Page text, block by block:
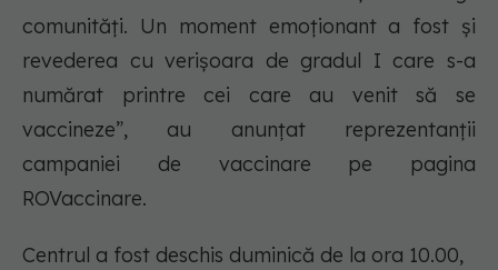
comunități. Un moment emoționant a fost și
revederea cu verișoara de gradul I care s-a
numărat printre cei care au venit să se
vaccineze”, au anunțat reprezentanții
campaniei de vaccinare pe pagina
ROVaccinare.
Centrul a fost deschis duminică de la ora 10.00,